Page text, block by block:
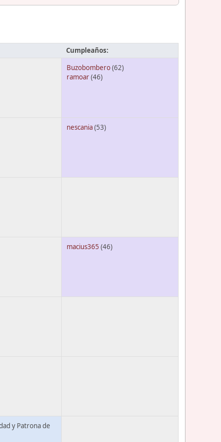
Cumpleaños:
Buzobombero(62)
ramoar(46)
nescania(53)
macius365 (46)
y Patrona de